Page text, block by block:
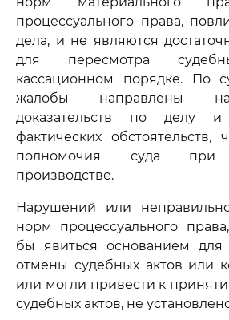
процессуального права,
дела, и не являются
для пересмотра
кассационном порядке. По
жалобы направлены
доказательств по делу и
фактических
полномочия суда при
производстве.
Нарушений или
норм процессуального
бы явиться основанием
отмены судебных актов или
или могли привести к
судебных актов, не